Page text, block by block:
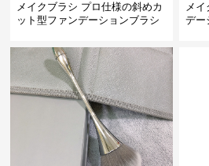
メイクブラシ プロ仕様の斜めカ
ット型ファンデーションブラシ
メ
デー